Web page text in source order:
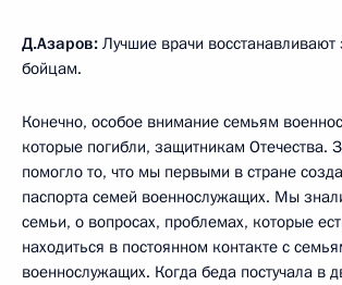
Д.Азаров: Лучшие врачи
бойцам.
Конечно, особое внимание семьям
которые погибли, защитникам Отечества.
помогло то, что мы первыми в стране
паспорта семей военнослужащих. Мы
семьи, о вопросах, проблемах, которые
находиться в постоянном контакте с
военнослужащих. Когда беда постучала в